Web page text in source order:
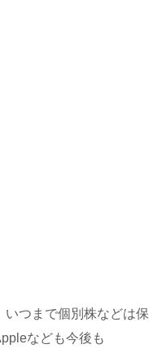
いつまで個別株などは保
なども今後も